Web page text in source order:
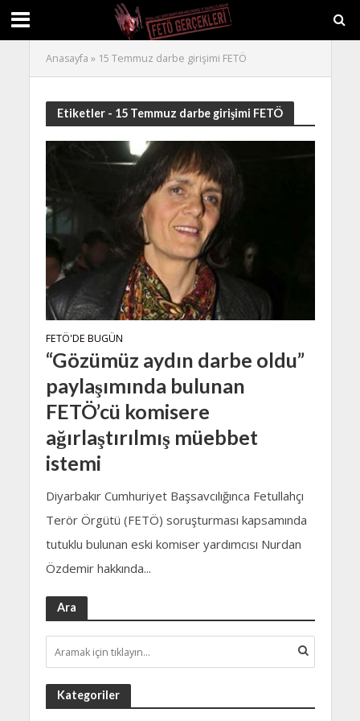
Anasayfa » 15 Temmuz darbe girişimi FETÖ
Etiketler - 15 Temmuz darbe girişimi FETÖ
FETÖ'DE BUGÜN
“Gözümüz aydın darbe oldu”
paylaşımında bulunan
FETÖ’cü komisere
ağırlaştırılmış müebbet
istemi
Diyarbakır Cumhuriyet Başsavcılığınca Fetullahçı
Terör Örgütü (FETÖ) soruşturması kapsamında
tutuklu bulunan eski komiser yardımcısı Nurdan
Özdemir hakkında...
Ara
Kategoriler